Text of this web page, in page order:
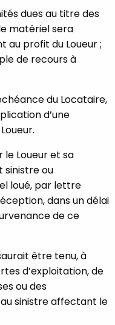
dues au titre des
matériel sera
au profit du Loueur ;
de recours à
du Locataire,
d’une
Loueur et sa
sinistre ou
loué, par lettre
dans un délai
de ce
être tenu, à
d’exploitation, de
ou des
sinistre affectant le